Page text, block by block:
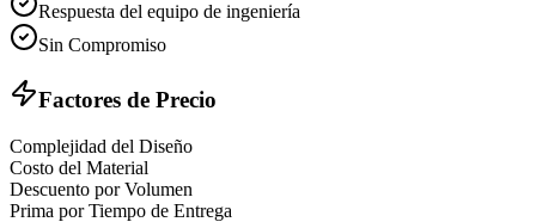
Respuesta del equipo de ingeniería
Sin Compromiso
Factores de Precio
Complejidad del Diseño
Costo del Material
Descuento por Volumen
Prima por Tiempo de Entrega